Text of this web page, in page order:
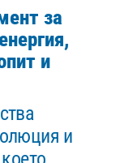
за
и
и